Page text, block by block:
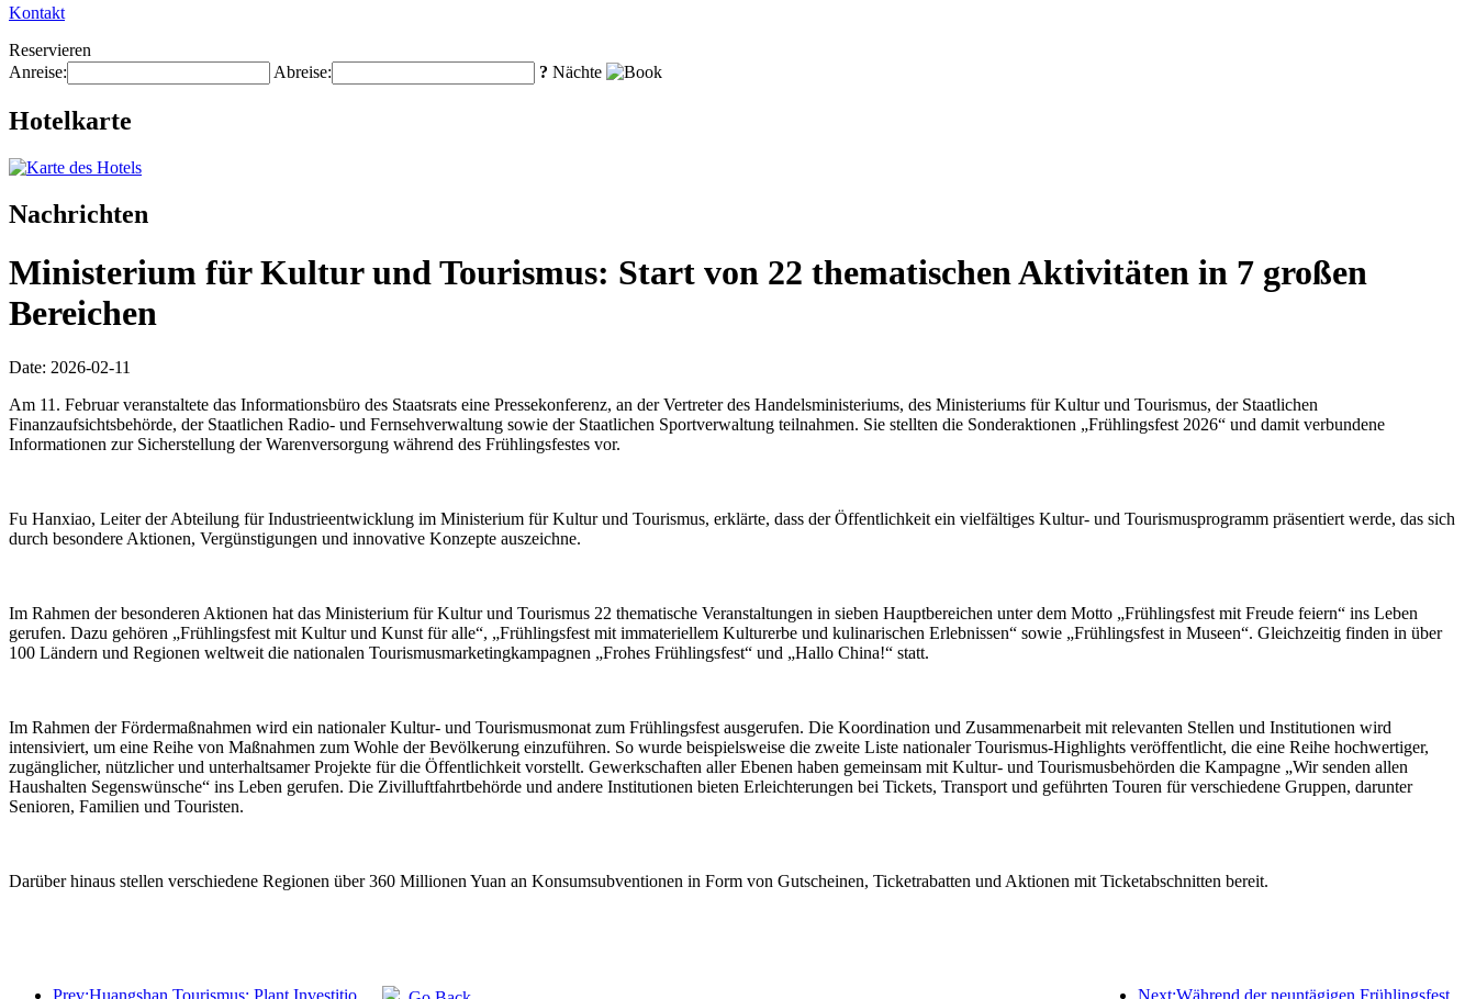
Kontakt
Reservieren
Anreise:
Abreise: ? Nächte
Hotelkarte
Nachrichten
Ministerium für Kultur und Tourismus: Start von 22 thematischen Aktivitäten in 7 großen
Bereichen
Date: 2026-02-11
Am 11. Februar veranstaltete das Informationsbüro des Staatsrats eine Pressekonferenz, an der Vertreter des Handelsministeriums, des Ministeriums für Kultur und Tourismus, der Staatlichen
Finanzaufsichtsbehörde, der Staatlichen Radio- und Fernsehverwaltung sowie der Staatlichen Sportverwaltung teilnahmen. Sie stellten die Sonderaktionen „Frühlingsfest 2026“ und damit verbundene
Informationen zur Sicherstellung der Warenversorgung während des Frühlingsfestes vor.
Fu Hanxiao, Leiter der Abteilung für Industrieentwicklung im Ministerium für Kultur und Tourismus, erklärte, dass der Öffentlichkeit ein vielfältiges Kultur- und Tourismusprogramm präsentiert werde, das sich
durch besondere Aktionen, Vergünstigungen und innovative Konzepte auszeichne.
Im Rahmen der besonderen Aktionen hat das Ministerium für Kultur und Tourismus 22 thematische Veranstaltungen in sieben Hauptbereichen unter dem Motto „Frühlingsfest mit Freude feiern“ ins Leben
gerufen. Dazu gehören „Frühlingsfest mit Kultur und Kunst für alle“, „Frühlingsfest mit immateriellem Kulturerbe und kulinarischen Erlebnissen“ sowie „Frühlingsfest in Museen“. Gleichzeitig finden in über
100 Ländern und Regionen weltweit die nationalen Tourismusmarketingkampagnen „Frohes Frühlingsfest“ und „Hallo China!“ statt.
Im Rahmen der Fördermaßnahmen wird ein nationaler Kultur- und Tourismusmonat zum Frühlingsfest ausgerufen. Die Koordination und Zusammenarbeit mit relevanten Stellen und Institutionen wird
intensiviert, um eine Reihe von Maßnahmen zum Wohle der Bevölkerung einzuführen. So wurde beispielsweise die zweite Liste nationaler Tourismus-Highlights veröffentlicht, die eine Reihe hochwertiger,
zugänglicher, nützlicher und unterhaltsamer Projekte für die Öffentlichkeit vorstellt. Gewerkschaften aller Ebenen haben gemeinsam mit Kultur- und Tourismusbehörden die Kampagne „Wir senden allen
Haushalten Segenswünsche“ ins Leben gerufen. Die Zivilluftfahrtbehörde und andere Institutionen bieten Erleichterungen bei Tickets, Transport und geführten Touren für verschiedene Gruppen, darunter
Senioren, Familien und Touristen.
Darüber hinaus stellen verschiedene Regionen über 360 Millionen Yuan an Konsumsubventionen in Form von Gutscheinen, Ticketrabatten und Aktionen mit Ticketabschnitten bereit.